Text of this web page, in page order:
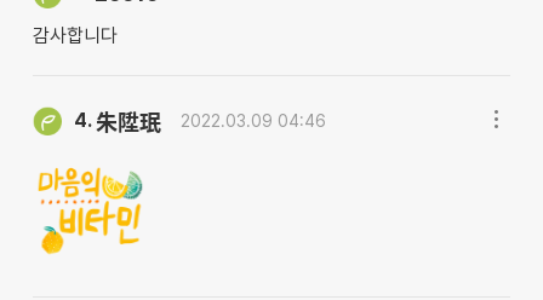
감사합니다
4. 朱陞珉 2022.03.09 04:46